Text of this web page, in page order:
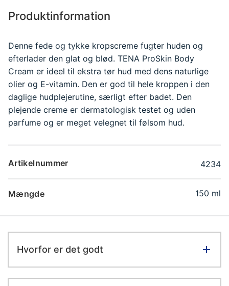
Produktinformation
Denne fede og tykke kropscreme fugter huden og
efterlader den glat og blød. TENA ProSkin Body
Cream er ideel til ekstra tør hud med dens naturlige
olier og E-vitamin. Den er god til hele kroppen i den
daglige hudplejerutine, særligt efter badet. Den
plejende creme er dermatologisk testet og uden
parfume og er meget velegnet til følsom hud.
Artikelnummer 4234
Mængde 150 ml
Hvorfor er det godt